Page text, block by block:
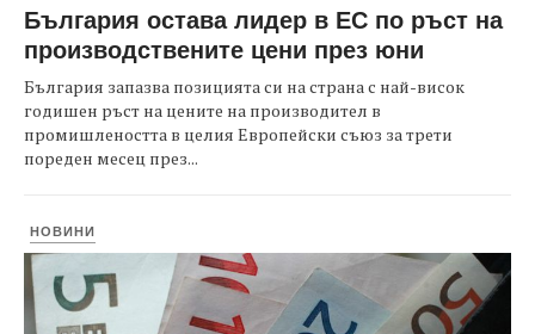
България остава лидер в ЕС по ръст на
производствените цени през юни
България запазва позицията си на страна с най-висок
годишен ръст на цените на производител в
промишлеността в целия Европейски съюз за трети
пореден месец през...
НОВИНИ